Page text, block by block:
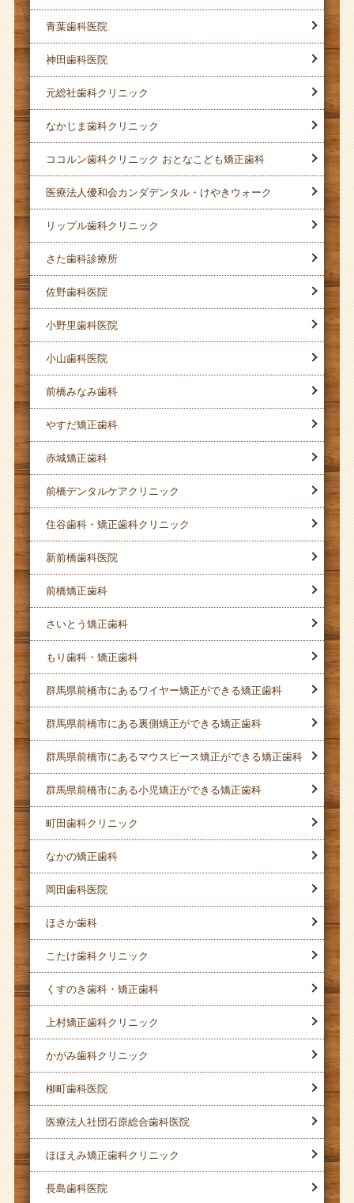
青葉歯科医院
神田歯科医院
元総社歯科クリニック
なかじま歯科クリニック
ココルン歯科クリニック おとなこども矯正歯科
医療法人優和会カンダデンタル・けやきウォーク
リップル歯科クリニック
さた歯科診療所
佐野歯科医院
小野里歯科医院
小山歯科医院
前橋みなみ歯科
やすだ矯正歯科
赤城矯正歯科
前橋デンタルケアクリニック
住谷歯科・矯正歯科クリニック
新前橋歯科医院
前橋矯正歯科
さいとう矯正歯科
もり歯科・矯正歯科
群馬県前橋市にあるワイヤー矯正ができる矯正歯科
群馬県前橋市にある裏側矯正ができる矯正歯科
群馬県前橋市にあるマウスピース矯正ができる矯正歯科
群馬県前橋市にある小児矯正ができる矯正歯科
町田歯科クリニック
なかの矯正歯科
岡田歯科医院
ほさか歯科
こたけ歯科クリニック
くすのき歯科・矯正歯科
上村矯正歯科クリニック
かがみ歯科クリニック
柳町歯科医院
医療法人社団石原総合歯科医院
ほほえみ矯正歯科クリニック
長島歯科医院